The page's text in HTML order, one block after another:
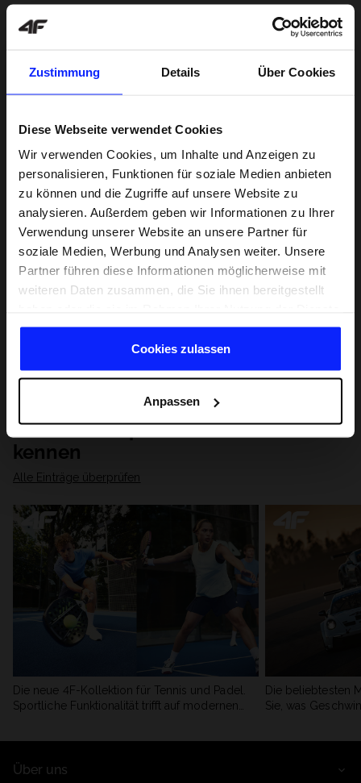
Zustimmung Details Über Cookies
Diese Webseite verwendet Cookies
Wir verwenden Cookies, um Inhalte und Anzeigen zu
personalisieren, Funktionen für soziale Medien anbieten
zu können und die Zugriffe auf unsere Website zu
analysieren. Außerdem geben wir Informationen zu Ihrer
Verwendung unserer Website an unsere Partner für
soziale Medien, Werbung und Analysen weiter. Unsere
Partner führen diese Informationen möglicherweise mit
weiteren Daten zusammen, die Sie ihnen bereitgestellt
gesammelt haben.
Cookies zulassen
Anpassen
Lernen Sie Sport von Grund auf
kennen
Alle Einträge überprüfen
Die neue 4F-Kollektion für Tennis und Padel.
Sportliche Funktionalität trifft auf modernen
Die beliebtesten
Sie, was
Über uns